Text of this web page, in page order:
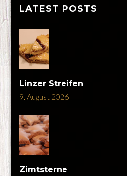
LATEST POSTS
Linzer Streifen
9. August 2026
Zimtsterne